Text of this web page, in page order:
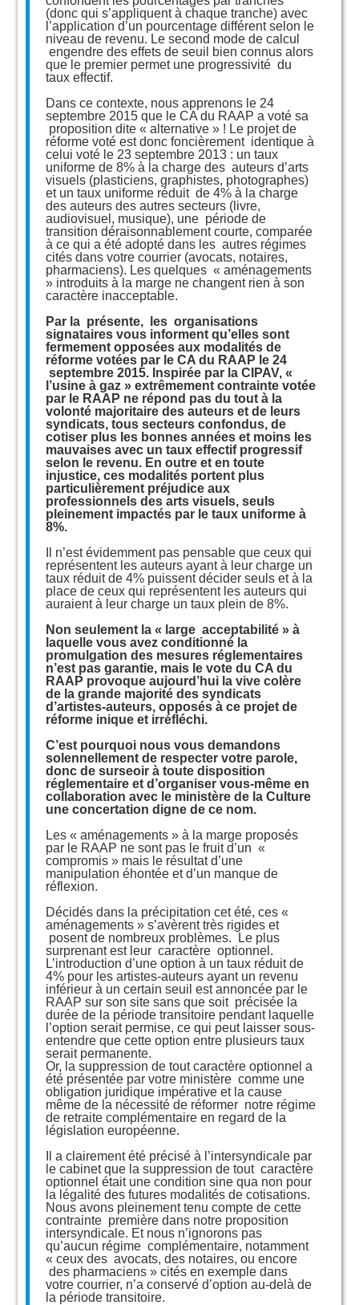
(donc qui s’appliquent à chaque tranche) avec
l’application d’un pourcentage différent selon le
niveau de revenu. Le second mode de calcul
engendre des effets de seuil bien connus alors
que le premier permet une progressivité du
taux effectif.
Dans ce contexte, nous apprenons le 24
septembre 2015 que le CA du RAAP a voté sa
proposition dite « alternative » ! Le projet de
réforme voté est donc foncièrement identique à
celui voté le 23 septembre 2013 : un taux
uniforme de 8% à la charge des auteurs d’arts
visuels (plasticiens, graphistes, photographes)
et un taux uniforme réduit de 4% à la charge
des auteurs des autres secteurs (livre,
audiovisuel, musique), une période de
transition déraisonnablement courte, comparée
à ce qui a été adopté dans les autres régimes
cités dans votre courrier (avocats, notaires,
pharmaciens). Les quelques « aménagements
» introduits à la marge ne changent rien à son
caractère inacceptable.
Par la présente, les organisations
signataires vous informent qu’elles sont
fermement opposées aux modalités de
réforme votées par le CA du RAAP le 24
septembre 2015. Inspirée par la CIPAV, «
l’usine à gaz » extrêmement contrainte votée
par le RAAP ne répond pas du tout à la
volonté majoritaire des auteurs et de leurs
syndicats, tous secteurs confondus, de
cotiser plus les bonnes années et moins les
mauvaises avec un taux effectif progressif
selon le revenu. En outre et en toute
injustice, ces modalités portent plus
particulièrement préjudice aux
professionnels des arts visuels, seuls
pleinement impactés par le taux uniforme à
8%.
Il n’est évidemment pas pensable que ceux qui
représentent les auteurs ayant à leur charge un
taux réduit de 4% puissent décider seuls et à la
place de ceux qui représentent les auteurs qui
auraient à leur charge un taux plein de 8%.
Non seulement la « large acceptabilité » à
laquelle vous avez conditionné la
promulgation des mesures réglementaires
n’est pas garantie, mais le vote du CA du
RAAP provoque aujourd’hui la vive colère
de la grande majorité des syndicats
d’artistes-auteurs, opposés à ce projet de
réforme inique et irréfléchi.
C’est pourquoi nous vous demandons
solennellement de respecter votre parole,
donc de surseoir à toute disposition
réglementaire et d’organiser vous-même en
collaboration avec le ministère de la Culture
une concertation digne de ce nom.
Les « aménagements » à la marge proposés
par le RAAP ne sont pas le fruit d’un «
compromis » mais le résultat d’une
manipulation éhontée et d’un manque de
réflexion.
Décidés dans la précipitation cet été, ces «
aménagements » s’avèrent très rigides et
posent de nombreux problèmes. Le plus
surprenant est leur caractère optionnel.
L’introduction d’une option à un taux réduit de
4% pour les artistes-auteurs ayant un revenu
inférieur à un certain seuil est annoncée par le
RAAP sur son site sans que soit précisée la
durée de la période transitoire pendant laquelle
l’option serait permise, ce qui peut laisser sous-
entendre que cette option entre plusieurs taux
serait permanente.
Or, la suppression de tout caractère optionnel a
été présentée par votre ministère comme une
obligation juridique impérative et la cause
même de la nécessité de réformer notre régime
de retraite complémentaire en regard de la
législation européenne.
Il a clairement été précisé à l’intersyndicale par
le cabinet que la suppression de tout caractère
optionnel était une condition sine qua non pour
la légalité des futures modalités de cotisations.
Nous avons pleinement tenu compte de cette
contrainte première dans notre proposition
intersyndicale. Et nous n’ignorons pas
qu’aucun régime complémentaire, notamment
« ceux des avocats, des notaires, ou encore
des pharmaciens » cités en exemple dans
votre courrier, n’a conservé d’option au-delà de
la période transitoire.